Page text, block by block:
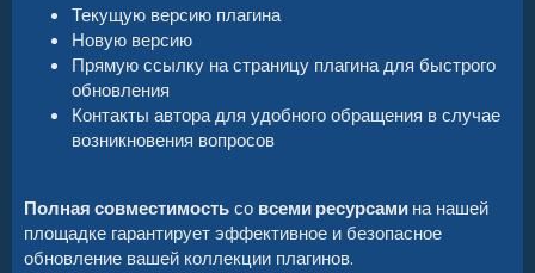
Текущую версию плагина
Новую версию
Прямую ссылку на страницу плагина для быстрого
обновления
Контакты автора для удобного обращения в случае
возникновения вопросов
Полная совместимостьсо всеми ресурсамина нашей
площадке гарантирует эффективное и безопасное
обновление вашей коллекции плагинов.